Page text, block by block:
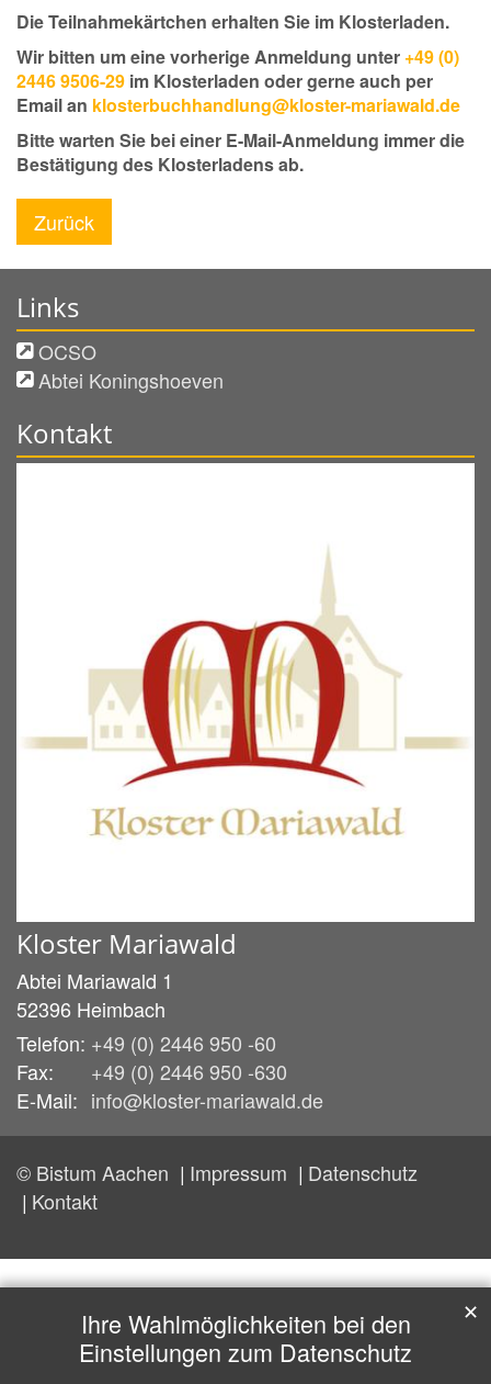
Die Teilnahmekärtchen erhalten Sie im Klosterladen.
Wir bitten um eine vorherige Anmeldung unter +49 (0)
2446 9506-29 im Klosterladen oder gerne auch per
Email an klosterbuchhandlung@kloster-mariawald.de
Bitte warten Sie bei einer E-Mail-Anmeldung immer die
Bestätigung des Klosterladens ab.
Zurück
Links
OCSO
Abtei Koningshoeven
Kontakt
Kloster Mariawald
Abtei Mariawald 1
52396 Heimbach
Telefon: +49 (0) 2446 950 -60
Fax:
+49 (0) 2446 950 -630
E-Mail: info@kloster-mariawald.de
© Bistum Aachen Impressum
Datenschutz
Kontakt
Ihre Wahlmöglichkeiten bei den
Einstellungen zum Datenschutz
✕